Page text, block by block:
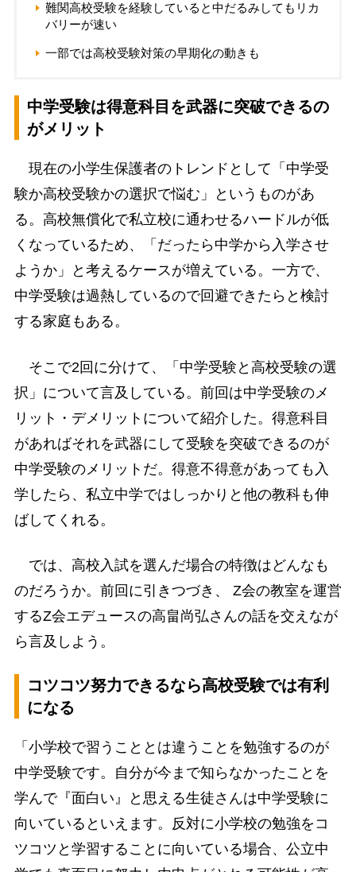
難関高校受験を経験していると中だるみしてもリカ
バリーが速い
一部では高校受験対策の早期化の動きも
中学受験は得意科目を武器に突破できるの
がメリット
現在の小学生保護者のトレンドとして「中学受
験か高校受験かの選択で悩む」というものがあ
る。高校無償化で私立校に通わせるハードルが低
くなっているため、「だったら中学から入学させ
ようか」と考えるケースが増えている。一方で、
中学受験は過熱しているので回避できたらと検討
する家庭もある。
そこで2回に分けて、「中学受験と高校受験の選
択」について言及している。前回は中学受験のメ
リット・デメリットについて紹介した。得意科目
があればそれを武器にして受験を突破できるのが
中学受験のメリットだ。得意不得意があっても入
学したら、私立中学ではしっかりと他の教科も伸
ばしてくれる。
では、高校入試を選んだ場合の特徴はどんなも
のだろうか。前回に引きつづき、 Z会の教室を運営
するZ会エデュースの高畠尚弘さんの話を交えなが
ら言及しよう。
コツコツ努力できるなら高校受験では有利
になる
「小学校で習うこととは違うことを勉強するのが
中学受験です。自分が今まで知らなかったことを
学んで『面白い』と思える生徒さんは中学受験に
向いているといえます。反対に小学校の勉強をコ
ツコツと学習することに向いている場合、公立中